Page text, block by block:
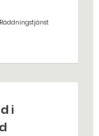
Räddningstjänst
i